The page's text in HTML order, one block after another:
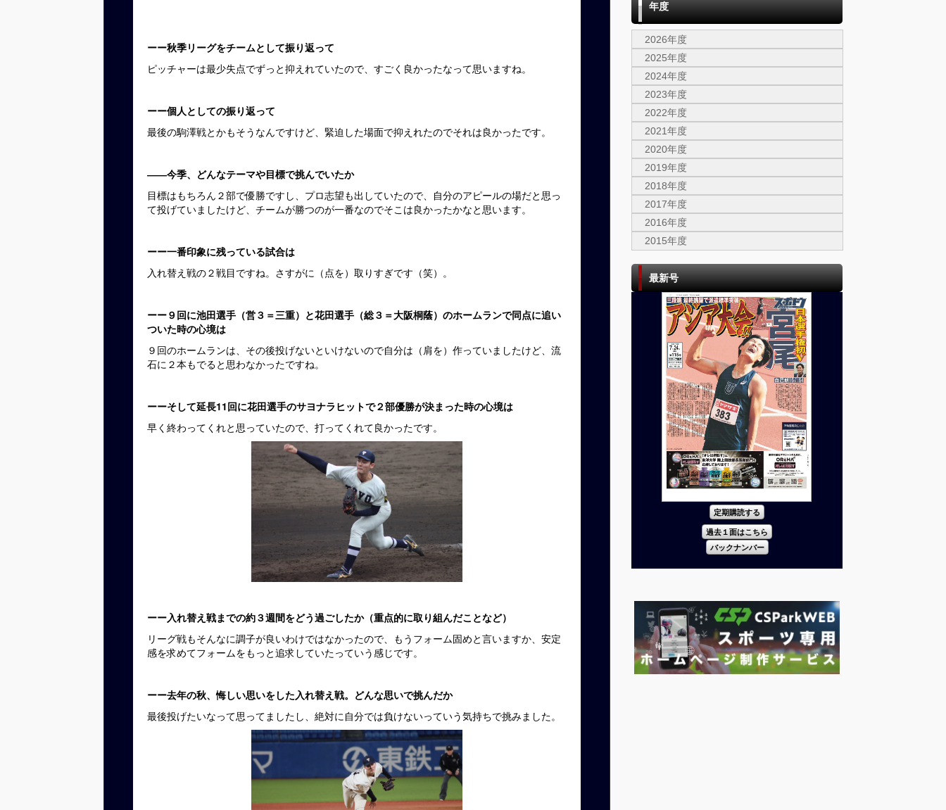
ーー秋季リーグをチームとして振り返って
ピッチャーは最少失点でずっと抑えれていたので、すごく良かったなって思いますね。
ーー個人としての振り返って
最後の駒澤戦とかもそうなんですけど、緊迫した場面で抑えれたのでそれは良かったです。
――今季、どんなテーマや目標で挑んでいたか
目標はもちろん２部で優勝ですし、プロ志望も出していたので、自分のアピールの場だと思っ
て投げていましたけど、チームが勝つのが一番なのでそこは良かったかなと思います。
ーー一番印象に残っている試合は
入れ替え戦の２戦目ですね。さすがに（点を）取りすぎです（笑）。
ーー９回に池田選手（営３＝三重）と花田選手（総３＝大阪桐蔭）のホームランで同点に追い
ついた時の心境は
９回のホームランは、その後投げないといけないので自分は（肩を）作っていましたけど、流
石に２本もでると思わなかったですね。
ーーそして延長11回に花田選手のサヨナラヒットで２部優勝が決まった時の心境は
早く終わってくれと思っていたので、打ってくれて良かったです。
ーー入れ替え戦までの約３週間をどう過ごしたか（重点的に取り組んだことなど）
リーグ戦もそんなに調子が良いわけではなかったので、もうフォーム固めと言いますか、安定
感を求めてフォームをもっと追求していたっていう感じです。
ーー去年の秋、悔しい思いをした入れ替え戦。どんな思いで挑んだか
最後投げたいなって思ってましたし、絶対に自分では負けないっていう気持ちで挑みました。
年度
2026年度
2025年度
2024年度
2023年度
2022年度
2021年度
2020年度
2019年度
2018年度
2017年度
2016年度
2015年度
最新号
定期購読する
過去１面はこちら
バックナンバー